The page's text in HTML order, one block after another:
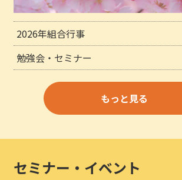
2026年組合行事
勉強会・セミナー
もっと見る
セミナー・イベント